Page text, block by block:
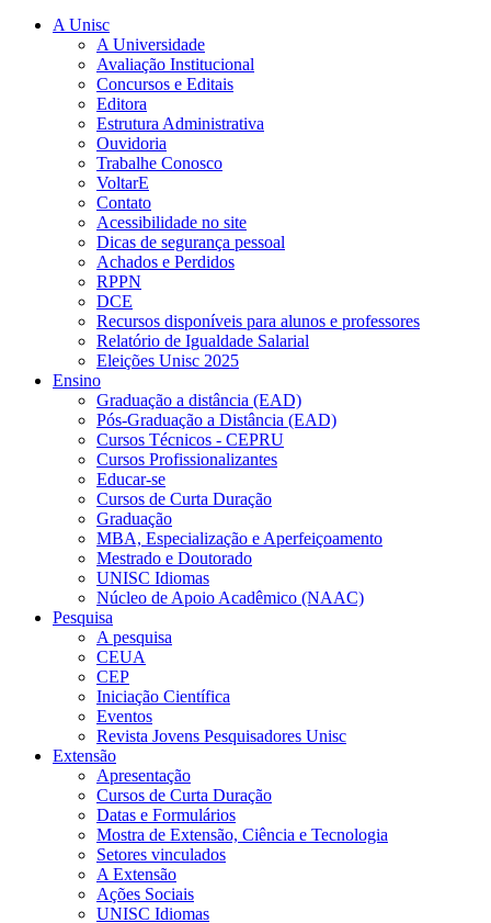
A Unisc
A Universidade
Avaliação Institucional
Concursos e Editais
Editora
Estrutura Administrativa
Ouvidoria
Trabalhe Conosco
VoltarE
Contato
Acessibilidade no site
Dicas de segurança pessoal
Achados e Perdidos
RPPN
DCE
Recursos disponíveis para alunos e professores
Relatório de Igualdade Salarial
Eleições Unisc 2025
Ensino
Graduação a distância (EAD)
Pós-Graduação a Distância (EAD)
Cursos Técnicos - CEPRU
Cursos Profissionalizantes
Educar-se
Cursos de Curta Duração
Graduação
MBA, Especialização e Aperfeiçoamento
Mestrado e Doutorado
UNISC Idiomas
Núcleo de Apoio Acadêmico (NAAC)
Pesquisa
A pesquisa
CEUA
CEP
Iniciação Científica
Eventos
Revista Jovens Pesquisadores Unisc
Extensão
Apresentação
Cursos de Curta Duração
Datas e Formulários
Mostra de Extensão, Ciência e Tecnologia
Setores vinculados
A Extensão
Ações Sociais
UNISC Idiomas